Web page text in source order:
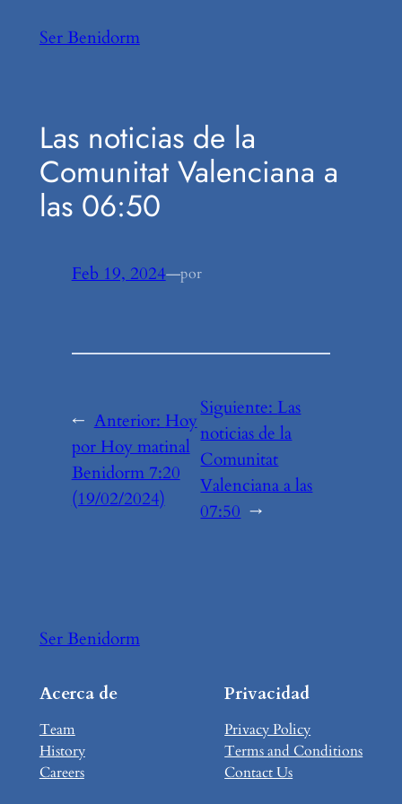
Ser Benidorm
Las noticias de la
Comunitat Valenciana a
las 06:50
Feb 19, 2024—por
← Anterior: Hoy
por Hoy matinal
Benidorm 7:20
(19/02/2024)
Siguiente: Las
noticias de la
Comunitat
Valenciana a las
07:50 →
Ser Benidorm
Acerca de
Team
History
Careers
Privacidad
Privacy Policy
Terms and Conditions
Contact Us